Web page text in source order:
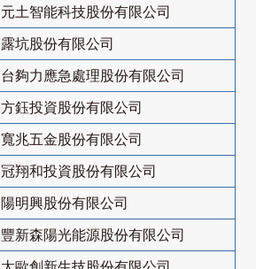
元土智能科技股份有限公司
露坑股份有限公司
台夠力應急處理股份有限公司
方鈺投資股份有限公司
寬兆五金股份有限公司
冠翔和投資股份有限公司
陽明興股份有限公司
豐新森陽光能源股份有限公司